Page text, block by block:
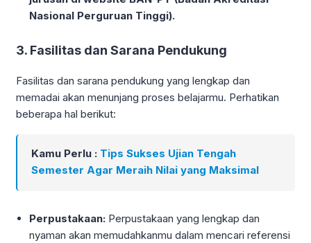
Nasional Perguruan Tinggi).
3. Fasilitas dan Sarana Pendukung
Fasilitas dan sarana pendukung yang lengkap dan
memadai akan menunjang proses belajarmu. Perhatikan
beberapa hal berikut:
Kamu Perlu : Tips Sukses Ujian Tengah
Semester Agar Meraih Nilai yang Maksimal
Perpustakaan: Perpustakaan yang lengkap dan
nyaman akan memudahkanmu dalam mencari referensi